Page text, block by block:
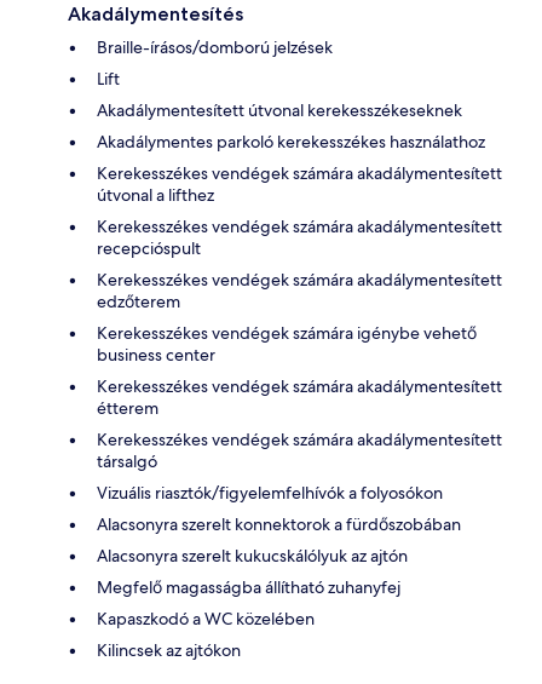
Akadálymentesítés
Braille-írásos/domború jelzések
Lift
Akadálymentesített útvonal kerekesszékeseknek
Akadálymentes parkoló kerekesszékes használathoz
Kerekesszékes vendégek számára akadálymentesített
útvonal a lifthez
Kerekesszékes vendégek számára akadálymentesített
recepcióspult
Kerekesszékes vendégek számára akadálymentesített
edzőterem
Kerekesszékes vendégek számára igénybe vehető
business center
Kerekesszékes vendégek számára akadálymentesített
étterem
Kerekesszékes vendégek számára akadálymentesített
társalgó
Vizuális riasztók/figyelemfelhívók a folyosókon
Alacsonyra szerelt konnektorok a fürdőszobában
Alacsonyra szerelt kukucskálólyuk az ajtón
Megfelő magasságba állítható zuhanyfej
Kapaszkodó a WC közelében
Kilincsek az ajtókon